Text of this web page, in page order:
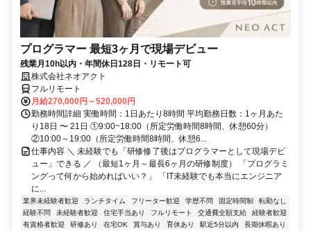
プログラマー 最短3ヶ月で現場デビュー
残業月10h以内・年間休日128日・リモート可
株式会社ネオアクト
フルリモート
月給270,000円～520,000円
勤務時間詳細 実働時間：1日あたり8時間 平均勤務日数：1ヶ月あた
り18日 〜 21日 ①9:00~18:00（所定労働時間8時間、休憩60分）
②10:00～19:00（所定労働時間8時間、休憩6...
仕事内容 ＼ 未経験でも「研修修了後はプログラマーとして現場デビ
ュー」できる ／ （最短1ヶ月～最長6ヶ月の研修制度） 「プログラミ
ングって何から始めればいい？」 「IT未経験でも本当にエンジニア
に...
業界未経験者歓迎 ランチタイム フリーター歓迎 学歴不問 固定時間制
転勤なし
経験不問
未経験者歓迎 住宅手当あり フルリモート 交通費全額支給
経験者歓迎
有資格者歓迎
研修あり 在宅OK 賞与あり 育休あり 駅近5分以内
長期休暇あり